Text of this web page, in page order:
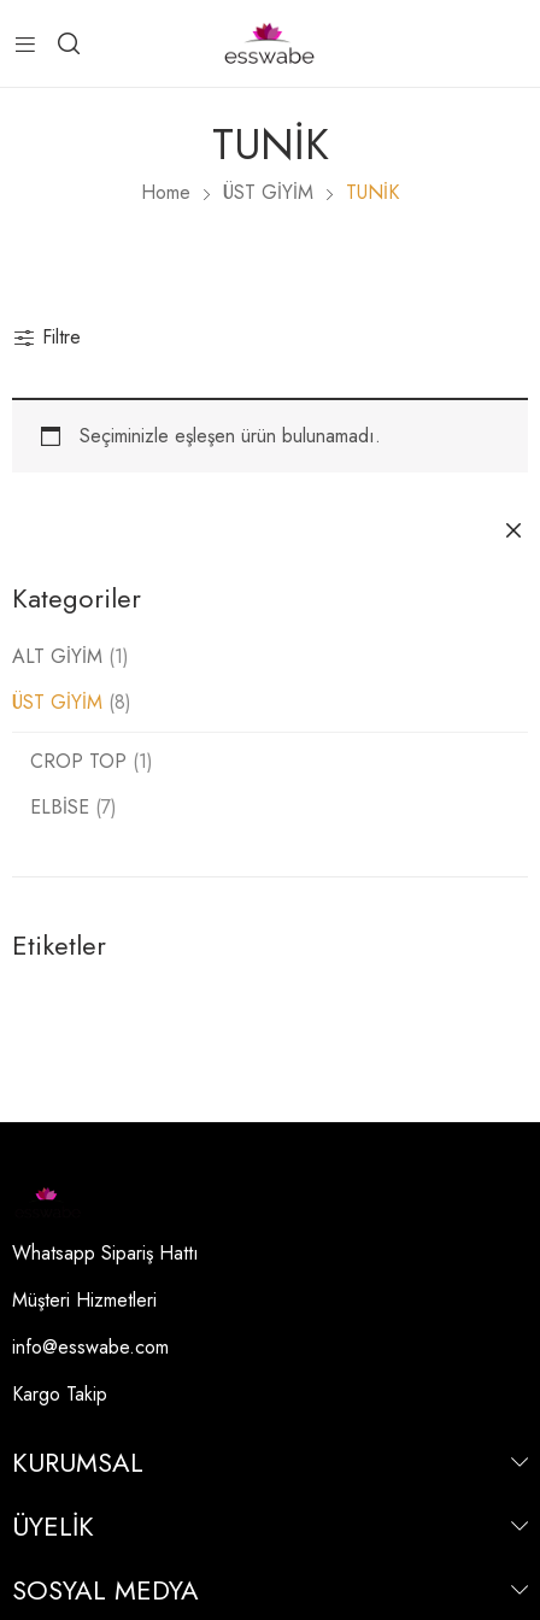
TUNİK
Home ÜST GİYİM TUNİK
Filtre
Seçiminizle eşleşen ürün bulunamadı.
Kategoriler
ALT GİYİM (1)
ÜST GİYİM (8)
CROP TOP (1)
ELBİSE (7)
Etiketler
Whatsapp Sipariş Hattı
Müşteri Hizmetleri
info@esswabe.com
Kargo Takip
KURUMSAL
ÜYELİK
SOSYAL MEDYA